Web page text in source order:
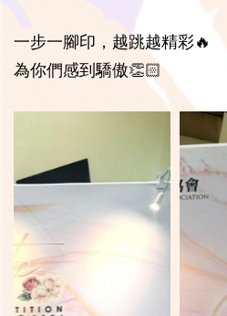
一步一腳印，越跳越精彩🔥
為你們感到驕傲👏🏻